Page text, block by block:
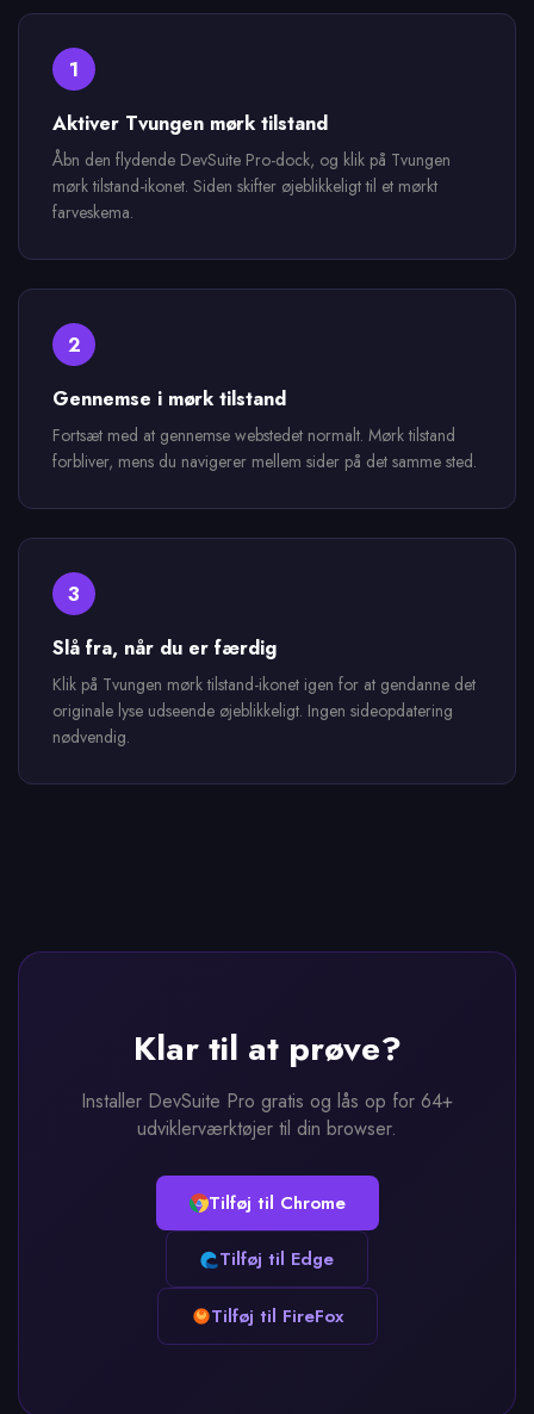
1
Aktiver Tvungen mørk tilstand
Åbn den flydende DevSuite Pro-dock, og klik på Tvungen
mørk tilstand-ikonet. Siden skifter øjeblikkeligt til et mørkt
farveskema.
2
Gennemse i mørk tilstand
Fortsæt med at gennemse webstedet normalt. Mørk tilstand
forbliver, mens du navigerer mellem sider på det samme sted.
3
Slå fra, når du er færdig
Klik på Tvungen mørk tilstand-ikonet igen for at gendanne det
originale lyse udseende øjeblikkeligt. Ingen sideopdatering
nødvendig.
Klar til at prøve?
Installer DevSuite Pro gratis og lås op for 64+
udviklerværktøjer til din browser.
Tilføj til Chrome
Tilføj til Edge
Tilføj til FireFox